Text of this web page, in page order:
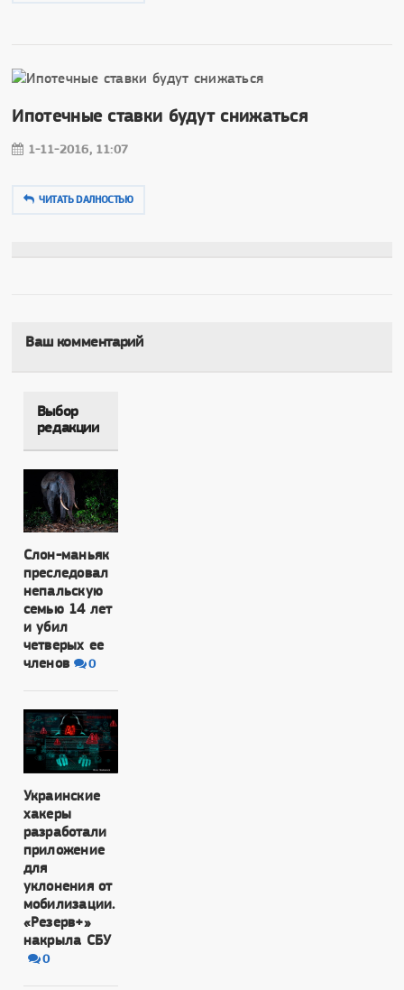
Ипотечные ставки будут снижаться
1-11-2016, 11:07
ЧИТАТЬ DAЛНОСТЬЮ
Ваш комментарий
Выбор
редакции
Слон-маньяк
преследовал
непальскую
семью 14 лет
и убил
четверых ее
членов
0
Украинские
хакеры
разработали
приложение
для
уклонения от
мобилизации.
«Резерв+»
накрыла СБУ
0